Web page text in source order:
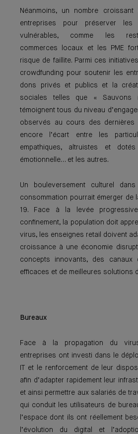
Néanmoins, un nombre
entreprises pour préserver
vulnérables, comme les
commerces locaux et les PME
risque de faillite. Parmi ces
crowdfunding pour soutenir les
dons privés et publics et la
sociales telles que « Sauvons
témoignent tous du niveau
observés au cours des dernières
encore l’écart entre les
empathiques, altruistes et dotés
émotionnelle… et les autres.
Un bouleversement culturel
consommation pourrait émerger de
19. Face à la levée
confinement, la population doit
virus, les enseignes retail doivent
croissance à une économie
concepts innovants, des canaux
efficaces et de meilleures solutions
Bureaux
Face à la propagation du
entreprises ont investi dans le
IT et le renforcement de leur
afin d’adapter rapidement leur
et ainsi permettre aux salariés de
qui conduit les utilisateurs de
l’espace dont ils ont réellement
l’évolution du digital et